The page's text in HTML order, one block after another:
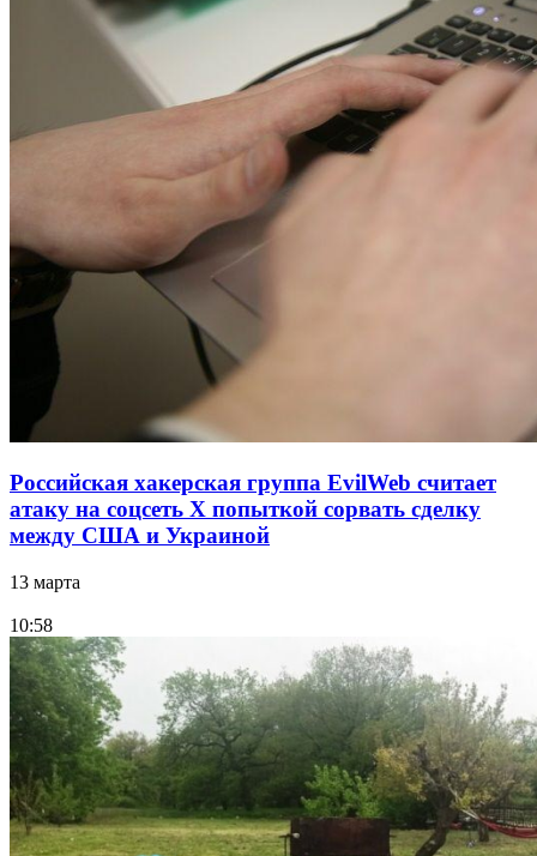
Российская хакерская группа EvilWeb считает
атаку на соцсеть Х попыткой сорвать сделку
между США и Украиной
13 марта
10:58